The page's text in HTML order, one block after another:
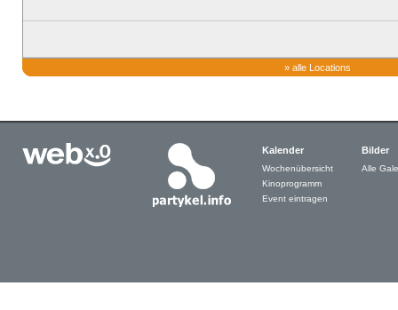
» alle Locations
Kalender
Wochenübersicht
Kinoprogramm
Event eintragen
Bilder
Alle